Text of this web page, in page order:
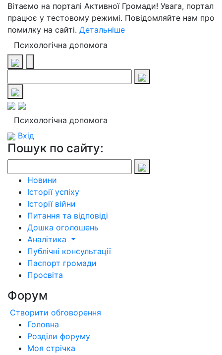
Вітаємо на порталі Активної Громади! Увага, портал
працює у тестовому режимі. Повідомляйте нам про
помилку на сайті. Детальніше
Психологічна допомога
Психологічна допомога
Вхід
Пошук по сайту:
Новини
Історії успіху
Історії війни
Питання та відповіді
Дошка оголошень
Аналітика
Публічні консультації
Паспорт громади
Просвіта
Форум
Створити обговорення
Головна
Розділи форуму
Моя стрічка